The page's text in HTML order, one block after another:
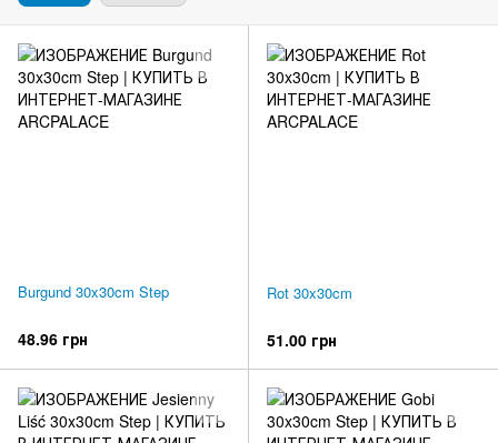
Burgund 30x30cm Step
48.96 грн
Rot 30x30cm
51.00 грн